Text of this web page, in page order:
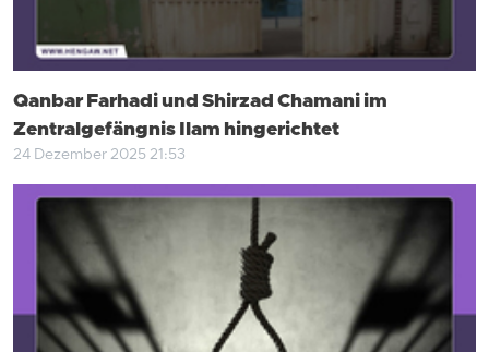
Qanbar Farhadi und Shirzad Chamani im
Zentralgefängnis Ilam hingerichtet
24 Dezember 2025 21:53